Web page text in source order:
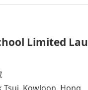
Limited Lau